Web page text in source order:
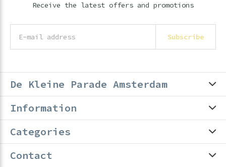
Receive the latest offers and promotions
Subscribe
De Kleine Parade Amsterdam
Information
Categories
Contact